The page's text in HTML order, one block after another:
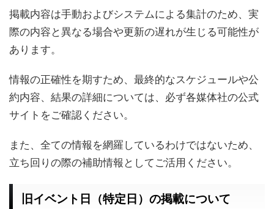
掲載内容は手動およびシステムによる集計のため、実
際の内容と異なる場合や更新の遅れが生じる可能性が
あります。
情報の正確性を期すため、最終的なスケジュールや公
約内容、結果の詳細については、必ず各媒体社の公式
サイトをご確認ください。
また、全ての情報を網羅しているわけではないため、
立ち回りの際の補助情報としてご活用ください。
旧イベント日（特定日）の掲載について